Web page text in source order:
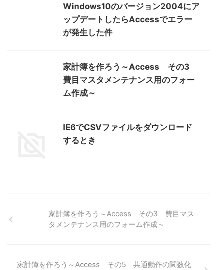
Windows10のバージョン2004にア
ップデートしたらAccessでエラー
が発生した件
家計簿を作ろう～Access その3
費目マスタメンテナンス用のフォー
ム作成～
IE6でCSVファイルをダウンロード
するとき
家計簿を作ろう～Access その3 費目マス
タメンテナンス用のフォーム作成～
家計簿を作ろう～Access その5 共通動作の関数化